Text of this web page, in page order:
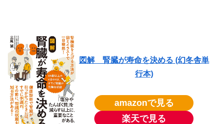
図解 腎臓が寿命を決める (幻冬舎単
行本)
amazonで見る
楽天で見る